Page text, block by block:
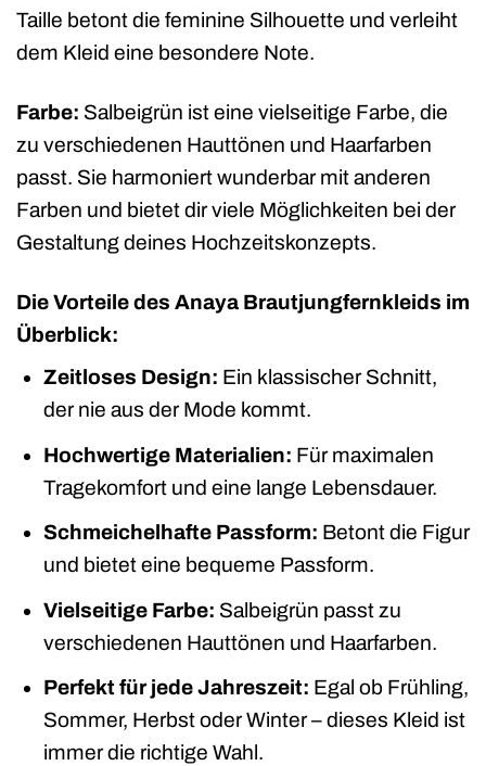
Taille betont die feminine Silhouette und verleiht
dem Kleid eine besondere Note.
Farbe: Salbeigrün ist eine vielseitige Farbe, die
zu verschiedenen Hauttönen und Haarfarben
passt. Sie harmoniert wunderbar mit anderen
Farben und bietet dir viele Möglichkeiten bei der
Gestaltung deines Hochzeitskonzepts.
Die Vorteile des Anaya Brautjungfernkleids im
Überblick:
Zeitloses Design: Ein klassischer Schnitt,
der nie aus der Mode kommt.
Hochwertige Materialien: Für maximalen
Tragekomfort und eine lange Lebensdauer.
Schmeichelhafte Passform: Betont die Figur
und bietet eine bequeme Passform.
Vielseitige Farbe: Salbeigrün passt zu
verschiedenen Hauttönen und Haarfarben.
Perfekt für jede Jahreszeit: Egal ob Frühling,
Sommer, Herbst oder Winter – dieses Kleid ist
immer die richtige Wahl.